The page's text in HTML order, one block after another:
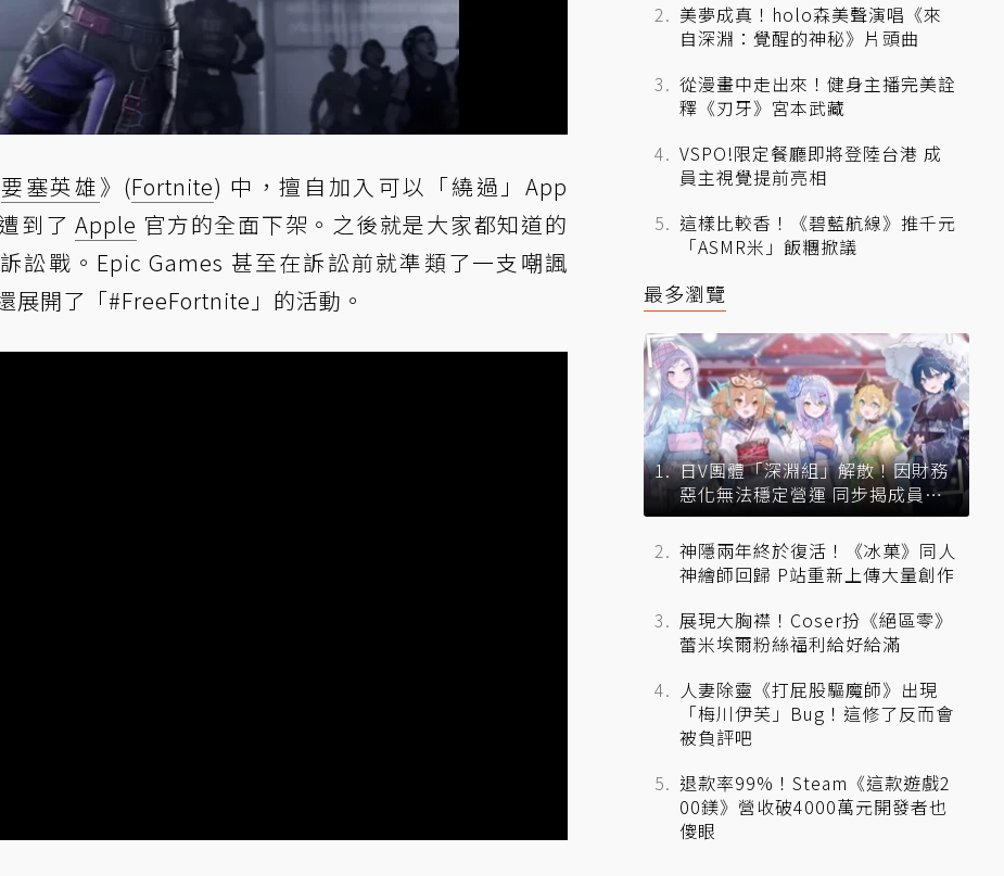
要塞英雄》(Fortnite) 中，擅自加入可以「繞過」App
到了Apple 官方的全面下架。之後就是大家都知道的
訟戰。Epic Games 甚至在訴訟前就準類了一支嘲諷
展開了「#FreeFortnite」的活動。
美夢成真！holo森美聲演唱《來
自深淵：覺醒的神秘》片頭曲
從漫畫中走出來！健身主播完美詮
釋《刃牙》宮本武藏
VSPO!限定餐廳即將登陸台港 成
員主視覺提前亮相
這樣比較香！《碧藍航線》推千元
「ASMR米」飯糰掀議
最多瀏覽
日V團體「深淵組」解散！因財務
惡化無法穩定營運 同步揭成員未
來去向
神隱兩年終於復活！《冰菓》同人
神繪師回歸 P站重新上傳大量創作
展現大胸襟！Coser扮《絕區零》
蕾米埃爾粉絲福利給好給滿
人妻除靈《打屁股驅魔師》出現
「梅川伊芙」Bug！這修了反而會
被負評吧
退款率99%！Steam《這款遊戲2
00鎂》營收破4000萬元開發者也
傻眼